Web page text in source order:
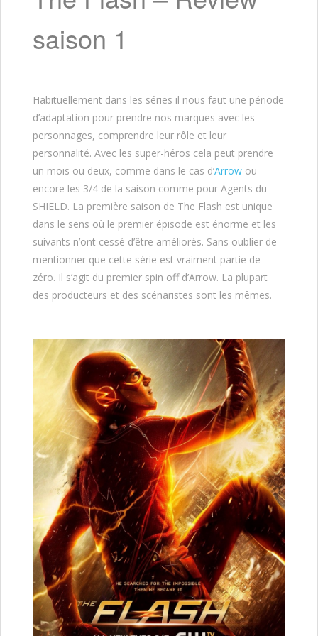
saison 1
Habituellement dans les séries il nous faut une période
d’adaptation pour prendre nos marques avec les
personnages, comprendre leur rôle et leur
personnalité. Avec les super-héros cela peut prendre
un mois ou deux, comme dans le cas d’Arrow ou
encore les 3/4 de la saison comme pour Agents du
SHIELD. La première saison de The Flash est unique
dans le sens où le premier épisode est énorme et les
suivants n’ont cessé d’être améliorés. Sans oublier de
mentionner que cette série est vraiment partie de
zéro. Il s’agit du premier spin off d’Arrow. La plupart
des producteurs et des scénaristes sont les mêmes.